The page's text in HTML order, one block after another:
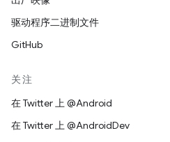
驱动程序二进制文件
GitHub
关注
在 Twitter 上 @Android
在 Twitter 上 @AndroidDev